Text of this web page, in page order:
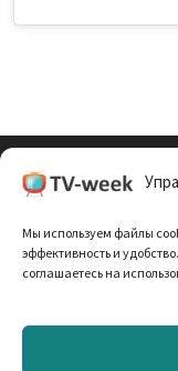
Мы используем файлы
эффективность и
соглашаетесь на
Политика